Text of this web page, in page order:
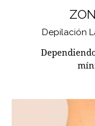
Depilación